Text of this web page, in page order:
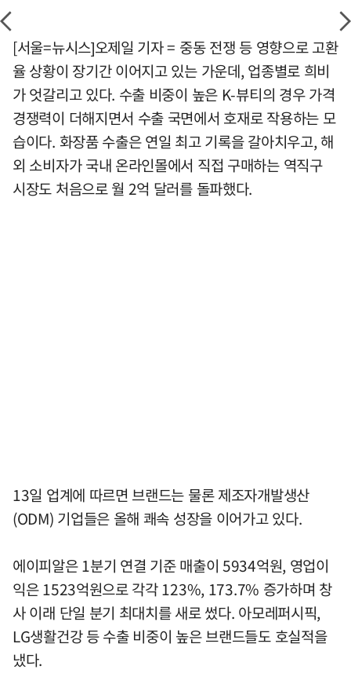
[서울=뉴시스]오제일 기자 = 중동 전쟁 등 영향으로 고환
율 상황이 장기간 이어지고 있는 가운데, 업종별로 희비
가 엇갈리고 있다. 수출 비중이 높은 K-뷰티의 경우 가격
경쟁력이 더해지면서 수출 국면에서 호재로 작용하는 모
습이다. 화장품 수출은 연일 최고 기록을 갈아치우고, 해
외 소비자가 국내 온라인몰에서 직접 구매하는 역직구
시장도 처음으로 월 2억 달러를 돌파했다.
13일 업계에 따르면 브랜드는 물론 제조자개발생산
(ODM) 기업들은 올해 쾌속 성장을 이어가고 있다.
에이피알은 1분기 연결 기준 매출이 5934억원, 영업이
익은 1523억원으로 각각 123%, 173.7% 증가하며 창
사 이래 단일 분기 최대치를 새로 썼다. 아모레퍼시픽,
LG생활건강 등 수출 비중이 높은 브랜드들도 호실적을
냈다.